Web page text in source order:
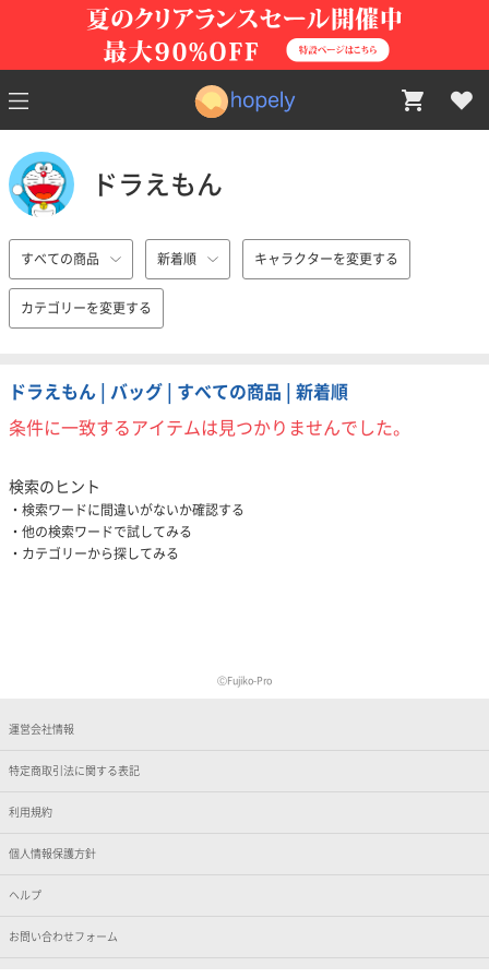
ドラえもん
すべての商品 新着順 キャラクターを変更する
カテゴリーを変更する
ドラえもん | バッグ | すべての商品 | 新着順
条件に一致するアイテムは見つかりませんでした。
検索のヒント
検索ワードに間違いがないか確認する
他の検索ワードで試してみる
カテゴリーから探してみる
ⒸFujiko-Pro
運営会社情報
特定商取引法に関する表記
利用規約
個人情報保護方針
ヘルプ
お問い合わせフォーム